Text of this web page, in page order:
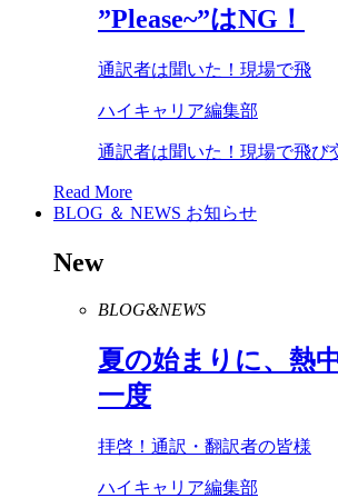
”Please~”はNG ！
通訳者は聞いた！現場で飛
ハイキャリア編集部
通訳者は聞いた！現場で飛び
Read More
BLOG ＆ NEWS お知らせ
New
BLOG&NEWS
夏の始まりに、熱
一度
拝啓！通訳・翻訳者の皆様
ハイキャリア編集部